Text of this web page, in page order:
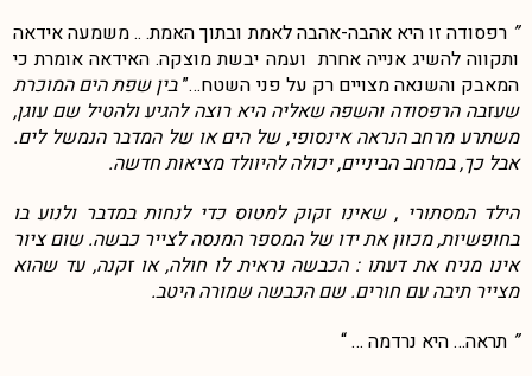
”רפסודה זו היא אהבה-אהבה לאמת ובתוך האמת. .. משמעה אידאה
ותקווה להשיג אנייה אחרת ועמה יבשת מוצקה. האידאה אומרת כי
המאבק והשנאה מצויים רק על פני השטח…”בין שפת הים המוכרת
שעזבה הרפסודה והשפה שאליה היא רוצה להגיע ולהטיל שם עוגן,
משתרע מרחב הנראה אינסופי, של הים או של המדבר הנמשל לים.
אבל כך, במרחב הביניים, יכולה להיוולד מציאות חדשה.
הילד המסתורי , שאינו זקוק למטוס כדי לנחות במדבר ולנוע בו
בחופשיות, מכוון את ידו של המספר המנסה לצייר כבשה. שום ציור
אינו מניח את דעתו : הכבשה נראית לו חולה, או זקנה, עד שהוא
מצייר תיבה עם חורים. שם הכבשה שמורה היטב.
” תראה… היא נרדמה … “